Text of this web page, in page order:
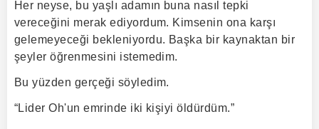
Her neyse, bu yaşlı adamın buna nasıl tepki
vereceğini merak ediyordum. Kimsenin ona karşı
gelemeyeceği bekleniyordu. Başka bir kaynaktan bir
şeyler öğrenmesini istemedim.
Bu yüzden gerçeği söyledim.
“Lider Oh'un emrinde iki kişiyi öldürdüm.”